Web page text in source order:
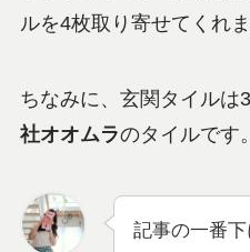
ルを4枚取り寄せてくれま
ちなみに、玄関タイルは
社オオムラのタイルです。
記事の一番下